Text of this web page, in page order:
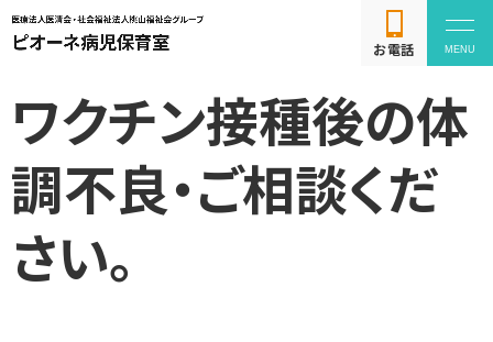
お電話
ワクチン接種後の体
調不良・ご相談くだ
さい。